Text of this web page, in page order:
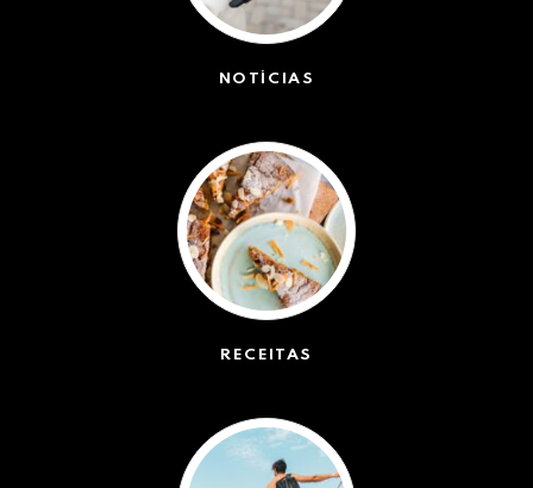
NOTÍCIAS
RECEITAS